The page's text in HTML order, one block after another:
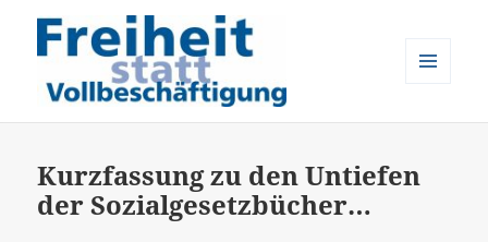
Kurzfassung zu den Untiefen
der Sozialgesetzbücher…